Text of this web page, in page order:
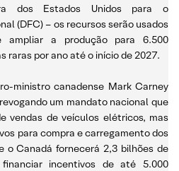
dos Estados Unidos para o
(DFC) – os recursos serão usados
ampliar a produção para 6.500
raras por ano até o início de 2027.
ministro canadense Mark Carney
um mandato nacional que
vendas de veículos elétricos, mas
para compra e carregamento dos
o Canadá fornecerá 2,3 bilhões de
incentivos de até 5.000